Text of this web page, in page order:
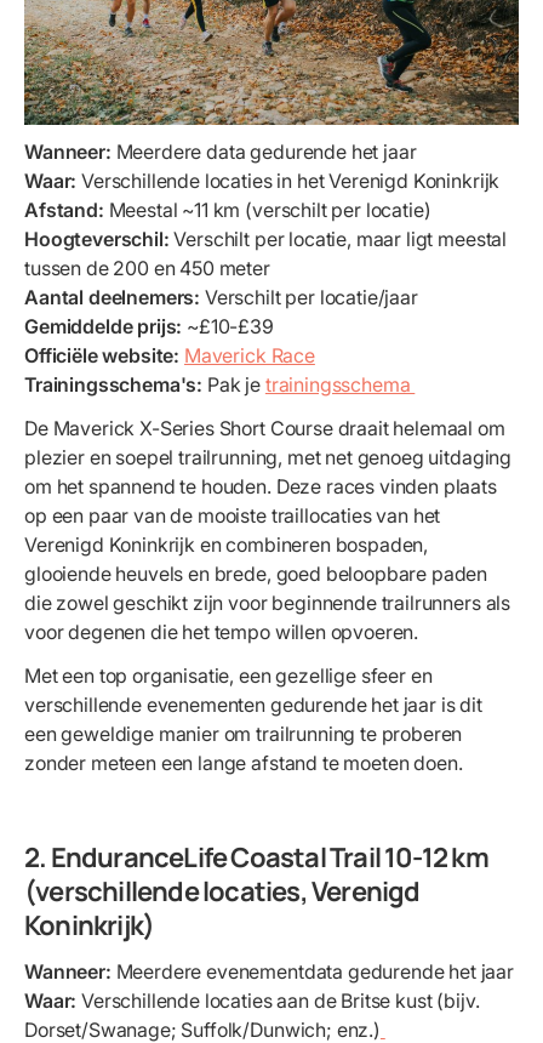
Wanneer: Meerdere data gedurende het jaar
Waar: Verschillende locaties in het Verenigd Koninkrijk
Afstand: Meestal ~11 km (verschilt per locatie)
Hoogteverschil:Verschilt per locatie, maar ligt meestal
tussen de 200 en 450 meter
Aantal deelnemers: Verschilt per locatie/jaar
Gemiddelde prijs: ~£10-£39
Officiële website: Maverick Race
Trainingsschema's: Pak je trainingsschema
De Maverick X-Series Short Course draait helemaal om
plezier en soepel trailrunning, met net genoeg uitdaging
om het spannend te houden. Deze races vinden plaats
op een paar van de mooiste traillocaties van het
Verenigd Koninkrijk en combineren bospaden,
glooiende heuvels en brede, goed beloopbare paden
die zowel geschikt zijn voor beginnende trailrunners als
voor degenen die het tempo willen opvoeren.
Met een top organisatie, een gezellige sfeer en
verschillende evenementen gedurende het jaar is dit
een geweldige manier om trailrunning te proberen
zonder meteen een lange afstand te moeten doen.
2. EnduranceLife Coastal Trail 10-12 km
(verschillende locaties, Verenigd
Koninkrijk)
Wanneer: Meerdere evenementdata gedurende het jaar
Waar:Verschillende locaties aan de Britse kust (bijv.
Dorset/Swanage; Suffolk/Dunwich; enz.)